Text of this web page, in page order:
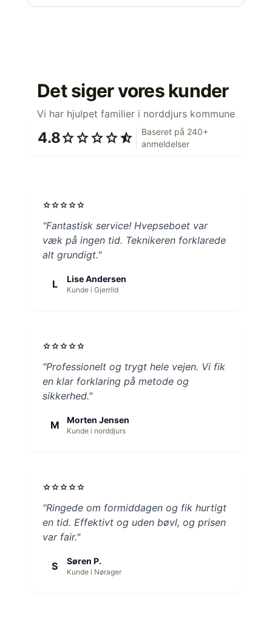
Det siger vores kunder
Vi har hjulpet familier i norddjurs kommune
4.8starstarstarstarstar_half
Baseret på 240+
anmeldelser
starstarstarstarstar
"Fantastisk service! Hvepseboet var
væk på ingen tid. Teknikeren forklarede
alt grundigt."
L Lise Andersen
Kunde i Gjerrild
starstarstarstarstar
"Professionelt og trygt hele vejen. Vi fik
en klar forklaring på metode og
sikkerhed."
M Morten Jensen
Kunde i norddjurs
starstarstarstarstar
"Ringede om formiddagen og fik hurtigt
en tid. Effektivt og uden bøvl, og prisen
var fair."
S Søren P.
Kunde i Nørager